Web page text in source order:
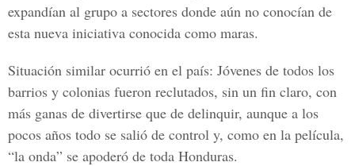
expandían al grupo a sectores donde aún no conocían de
esta nueva iniciativa conocida como maras.
Situación similar ocurrió en el país: Jóvenes de todos los
barrios y colonias fueron reclutados, sin un fin claro, con
más ganas de divertirse que de delinquir, aunque a los
pocos años todo se salió de control y, como en la película,
“la onda” se apoderó de toda Honduras.